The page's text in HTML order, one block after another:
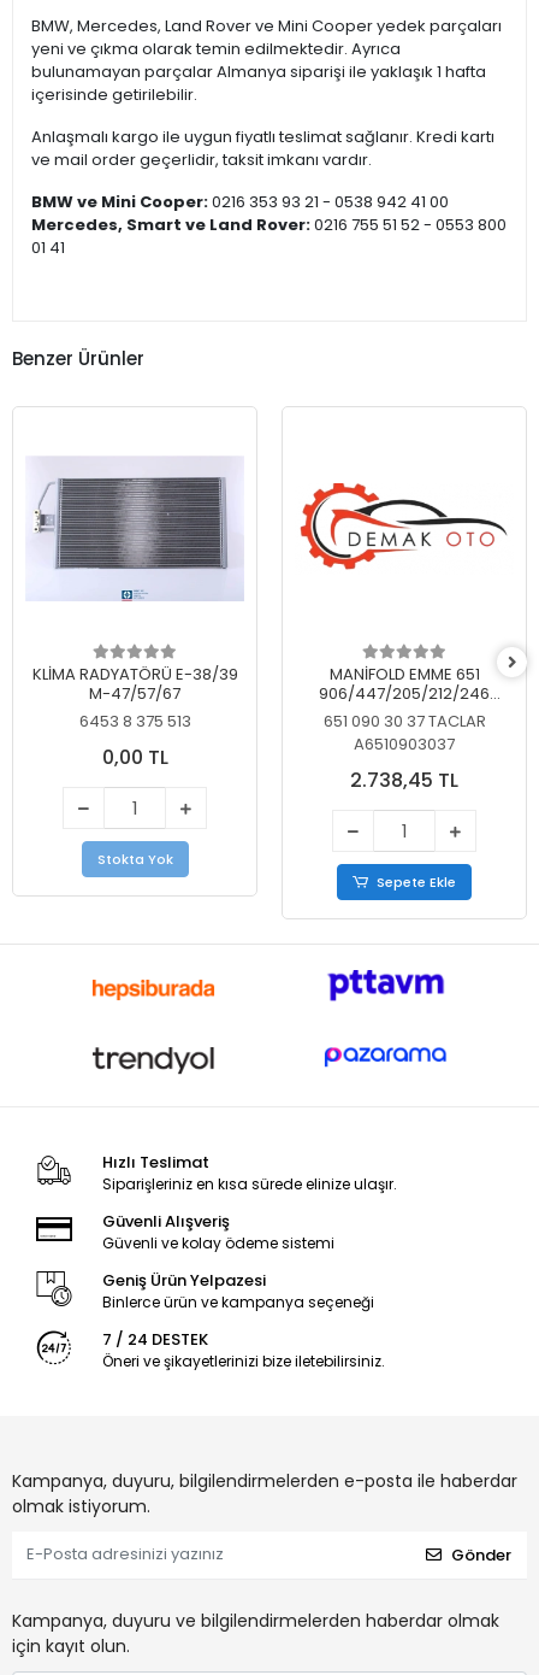
BMW, Mercedes, Land Rover ve Mini Cooper yedek parçaları
yeni ve çıkma olarak temin edilmektedir. Ayrıca
bulunamayan parçalar Almanya siparişi ile yaklaşık 1 hafta
içerisinde getirilebilir.
Anlaşmalı kargo ile uygun fiyatlı teslimat sağlanır. Kredi kartı
ve mail order geçerlidir, taksit imkanı vardır.
BMW ve Mini Cooper:0216 353 93 21 - 0538 942 41 00
Mercedes, Smart ve Land Rover:0216 755 51 52 - 0553 800
01 41
Benzer Ürünler
KLİMA RADYATÖRÜ E-38/39
M-47/57/67
6453 8 375 513
0,00 TL
Stokta Yok
MANİFOLD EMME 651
906/447/205/212/246
KELEBEKSİZ
651 090 30 37 TACLAR
A6510903037
2.738,45 TL
Sepete Ekle
Hızlı Teslimat
Siparişleriniz en kısa sürede elinize ulaşır.
Güvenli Alışveriş
Güvenli ve kolay ödeme sistemi
Geniş Ürün Yelpazesi
Binlerce ürün ve kampanya seçeneği
7 / 24 DESTEK
Öneri ve şikayetlerinizi bize iletebilirsiniz.
Kampanya, duyuru, bilgilendirmelerden e-posta ile haberdar
olmak istiyorum.
Gönder
Kampanya, duyuru ve bilgilendirmelerden haberdar olmak
için kayıt olun.